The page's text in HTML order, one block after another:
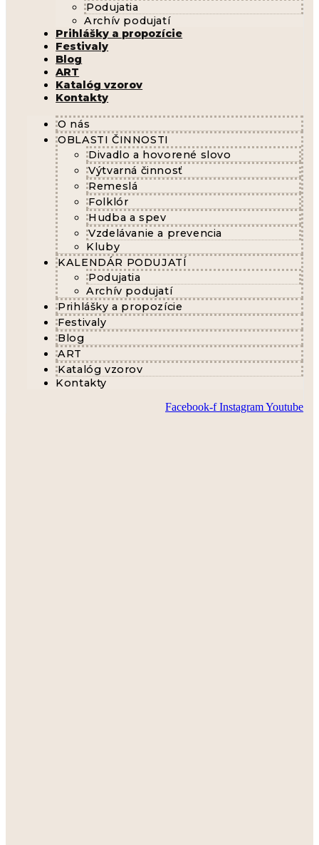
Podujatia
Archív podujatí
Prihlášky a propozície
Festivaly
Blog
ART
Katalóg vzorov
Kontakty
O nás
OBLASTI ČINNOSTI
Divadlo a hovorené slovo
Výtvarná činnosť
Remeslá
Folklór
Hudba a spev
Vzdelávanie a prevencia
Kluby
KALENDÁR PODUJATÍ
Podujatia
Archív podujatí
Prihlášky a propozície
Festivaly
Blog
ART
Katalóg vzorov
Kontakty
Facebook-f InstagramYoutube